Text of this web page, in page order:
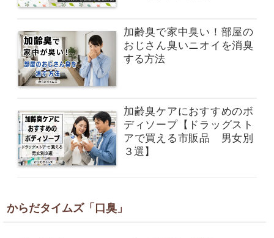
加齢臭で家中臭い！部屋の
おじさん臭いニオイを消臭
する方法
加齢臭ケアにおすすめのボ
ディソープ【ドラッグスト
アで買える市販品 男女別
３選】
からだタイムズ「口臭」